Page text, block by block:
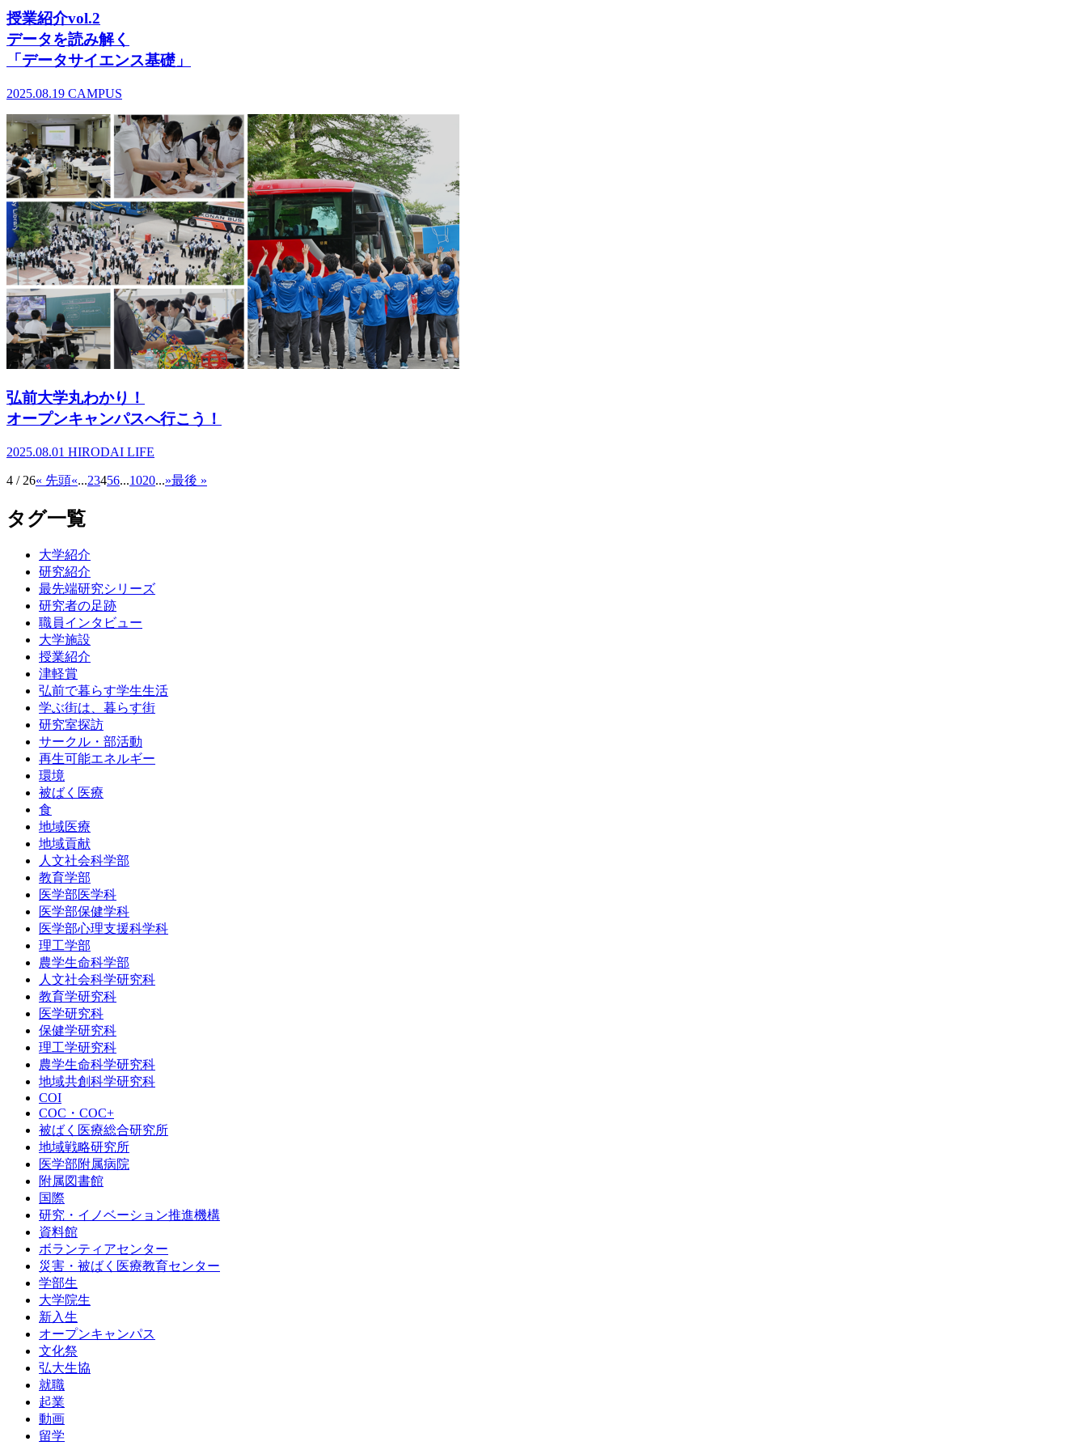
授業紹介vol.2
データを読み解く
「データサイエンス基礎」
2025.08.19 CAMPUS
弘前大学丸わかり！
オープンキャンパスへ行こう！
2025.08.01 HIRODAI LIFE
4 / 26« 先頭«...23456...1020...»最後 »
タグ一覧
大学紹介
研究紹介
最先端研究シリーズ
研究者の足跡
職員インタビュー
大学施設
授業紹介
津軽賞
弘前で暮らす学生生活
学ぶ街は、暮らす街
研究室探訪
サークル・部活動
再生可能エネルギー
環境
被ばく医療
食
地域医療
地域貢献
人文社会科学部
教育学部
医学部医学科
医学部保健学科
医学部心理支援科学科
理工学部
農学生命科学部
人文社会科学研究科
教育学研究科
医学研究科
保健学研究科
理工学研究科
農学生命科学研究科
地域共創科学研究科
COI
COC・COC+
被ばく医療総合研究所
地域戦略研究所
医学部附属病院
附属図書館
国際
研究・イノベーション推進機構
資料館
ボランティアセンター
災害・被ばく医療教育センター
学部生
大学院生
新入生
オープンキャンパス
文化祭
弘大生協
就職
起業
動画
留学